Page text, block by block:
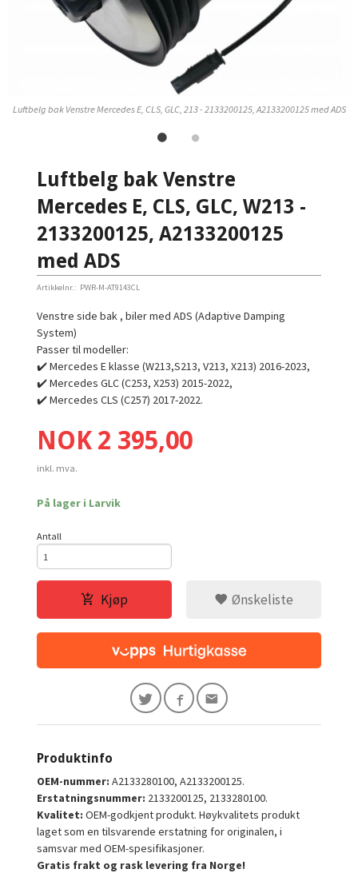
Luftbelg bak Venstre Mercedes E, CLS, GLC, 213 - 2133200125, A2133200125 med ADS
Luftbelg bak Venstre
Mercedes E, CLS, GLC, W213 -
2133200125, A2133200125
med ADS
Artikkelnr.: PWR-M-AT9143CL
Venstre side bak , biler med ADS (Adaptive Damping
System)
Passer til modeller:
✔️ Mercedes E klasse (W213,S213, V213, X213) 2016-2023,
✔️ Mercedes GLC (C253, X253) 2015-2022,
✔️ Mercedes CLS (C257) 2017-2022.
Pris
NOK 2 395,00
inkl. mva.
På lager i Larvik
Antall
Kjøp Ønskeliste
Produktinfo
OEM-nummer: A2133280100, A2133200125.
Erstatningsnummer: 2133200125, 2133280100.
Kvalitet: OEM-godkjent produkt. Høykvalitets produkt
laget som en tilsvarende erstatning for originalen, i
samsvar med OEM-spesifikasjoner.
Gratis frakt og rask levering fra Norge!